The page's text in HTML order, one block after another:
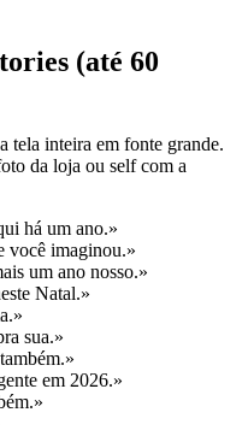
(até 60
tela inteira em fonte grande.
da loja ou self com a
há um ano.»
você imaginou.»
um ano nosso.»
Natal.»
sua.»
em 2026.»